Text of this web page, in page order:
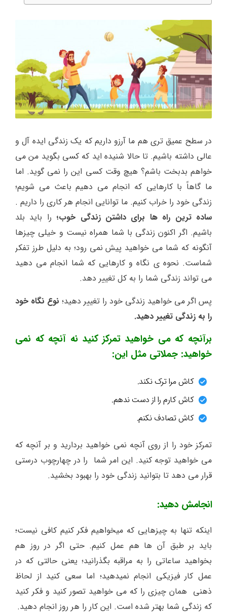
در سطح عمیق تری هم ما آرزو داریم که یک زندگی ایده آل و
عالی داشته باشیم. تا حالا شنیده اید که کسی بگوید من می
خواهم بدبخت باشم؟ هیچ وقت کسی این را نمی گوید. اما
ما گاهاً با کارهایی که انجام می دهیم باعث می شویم؛
زندگی خود را خراب کنیم. ما توانایی انجام هر کاری را داریم .
ساده ترین راه ها برای داشتن زندگی خوب؛ را باید بلد
باشیم. اگر اکنون زندگی با شما همراه نیست و خیلی چیزها
آنگونه که شما می خواهید پیش نمی رود؛ به دلیل طرز تفکر
شماست. نحوه ی نگاه و کارهایی که شما انجام می دهید
می تواند زندگی شما را به کل تغییر دهد.
پس اگر می خواهید زندگی خود را تغییر دهید؛ نوع نگاه خود
را به زندگی تغییر دهید.
برآنچه که می خواهید تمرکز کنید نه آنچه که نمی
خواهید: جملاتی مثل این:
کاش مرا ترک نکند.
کاش کارم را از دست ندهم.
کاش تصادف نکنم.
تمرکز خود را از روی آنچه نمی خواهید بردارید و بر آنچه که
می خواهید توجه کنید. این امر شما را در چهارچوب درستی
قرار می دهد تا بتوانید زندگی خود را بهبود بخشید.
انجامش دهید:
اینکه تنها به چیزهایی که میخواهیم فکر کنیم کافی نیست؛
باید بر طبق آن ها هم عمل کنیم. حتی اگر در روز هم
بخواهید ساعاتی را به مراقبه بگذرانید؛ یعنی حالتی که در
عمل کار فیزیکی انجام نمیدهید؛ اما سعی کنید از لحاظ
ذهنی همان چیزی را که می خواهید تصور کنید و فکر کنید
که زندگی شما بهتر شده است. این کار را هر روز انجام دهید.